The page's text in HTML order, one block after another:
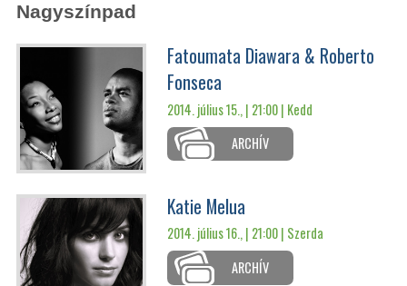
Nagyszínpad
Fatoumata Diawara & Roberto
Fonseca
2014. július 15., | 21:00 | Kedd
ARCHÍV
Katie Melua
2014. július 16., | 21:00 | Szerda
ARCHÍV